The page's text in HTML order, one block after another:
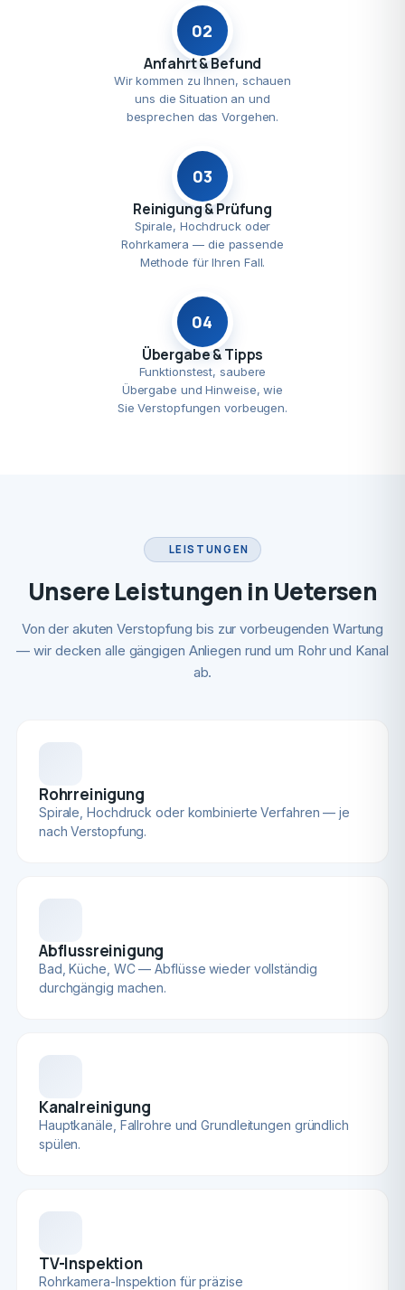
02
Anfahrt & Befund
Wir kommen zu Ihnen, schauen
uns die Situation an und
besprechen das Vorgehen.
03
Reinigung & Prüfung
Spirale, Hochdruck oder
Rohrkamera — die passende
Methode für Ihren Fall.
04
Übergabe & Tipps
Funktionstest, saubere
Übergabe und Hinweise, wie
Sie Verstopfungen vorbeugen.
LEISTUNGEN
Unsere Leistungen in Uetersen
Von der akuten Verstopfung bis zur vorbeugenden Wartung
— wir decken alle gängigen Anliegen rund um Rohr und Kanal
ab.
Rohrreinigung
Spirale, Hochdruck oder kombinierte Verfahren — je
nach Verstopfung.
Abflussreinigung
Bad, Küche, WC — Abflüsse wieder vollständig
durchgängig machen.
Kanalreinigung
Hauptkanäle, Fallrohre und Grundleitungen gründlich
spülen.
TV-Inspektion
Rohrkamera-Inspektion für präzise